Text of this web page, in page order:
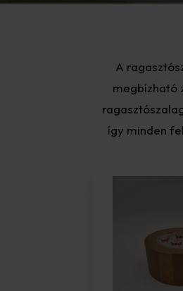
A
megbízható
így minden